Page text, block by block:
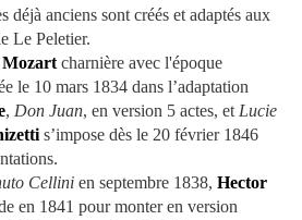
déjà anciens sont créés et adaptés aux
Le Peletier.
Mozart charnière avec l'époque
le 10 mars 1834 dans l’adaptation
, Don Juan, en version 5 actes, et Lucie
s’impose dès le 20 février 1846
Cellini en septembre 1838, Hector
en 1841 pour monter en version